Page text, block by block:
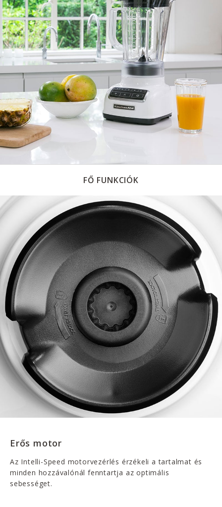
FŐ FUNKCIÓK
Erős motor
Az Intelli-Speed motorvezérlés érzékeli a tartalmat és
minden hozzávalónál fenntartja az optimális
sebességet.